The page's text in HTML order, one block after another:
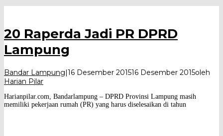
20 Raperda Jadi PR DPRD
Lampung
Bandar Lampung 16 Desember 201516 Desember 2015oleh
Harian Pilar
Harianpilar.com, Bandarlampung – DPRD Provinsi Lampung masih
memiliki pekerjaan rumah (PR) yang harus diselesaikan di tahun